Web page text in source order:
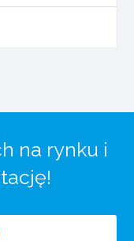
na rynku i